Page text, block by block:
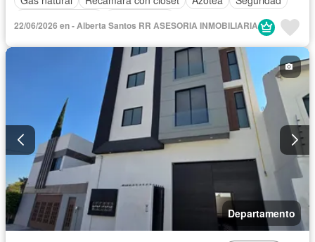
22/06/2026 en - Alberta Santos RR ASESORIA INMOBILIARIA
Departamento